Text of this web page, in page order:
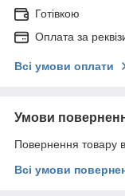
Готівкою
Оплата за
Всі умови оплати
Умови
Повернення товару
Всі умови